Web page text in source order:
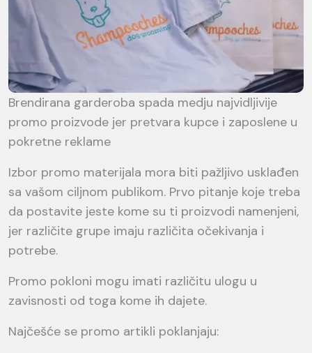
Brendirana garderoba spada medju najvidljivije
promo proizvode jer pretvara kupce i zaposlene u
pokretne reklame
Izbor promo materijala mora biti pažljivo usklađen
sa vašom ciljnom publikom. Prvo pitanje koje treba
da postavite jeste kome su ti proizvodi namenjeni,
jer različite grupe imaju različita očekivanja i
potrebe.
Promo pokloni mogu imati različitu ulogu u
zavisnosti od toga kome ih dajete.
Najčešće se promo artikli poklanjaju: